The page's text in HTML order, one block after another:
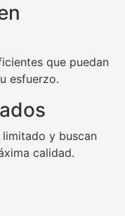
que puedan
esfuerzo.
y buscan
calidad.